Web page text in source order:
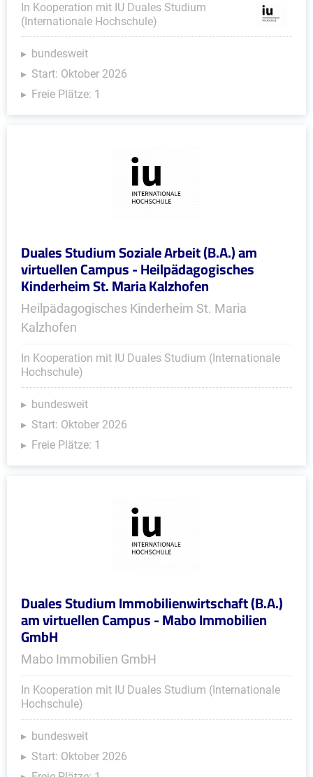
In Kooperation mit IU Duales Studium
(Internationale Hochschule)
bundesweit
Start: Oktober 2026
Freie Plätze: 1
Duales Studium Soziale Arbeit (B.A.) am
virtuellen Campus - Heilpädagogisches
Kinderheim St. Maria Kalzhofen
Heilpädagogisches Kinderheim St. Maria
Kalzhofen
In Kooperation mit IU Duales Studium (Internationale
Hochschule)
bundesweit
Start: Oktober 2026
Freie Plätze: 1
Duales Studium Immobilienwirtschaft (B.A.)
am virtuellen Campus - Mabo Immobilien
GmbH
Mabo Immobilien GmbH
In Kooperation mit IU Duales Studium (Internationale
Hochschule)
bundesweit
Start: Oktober 2026